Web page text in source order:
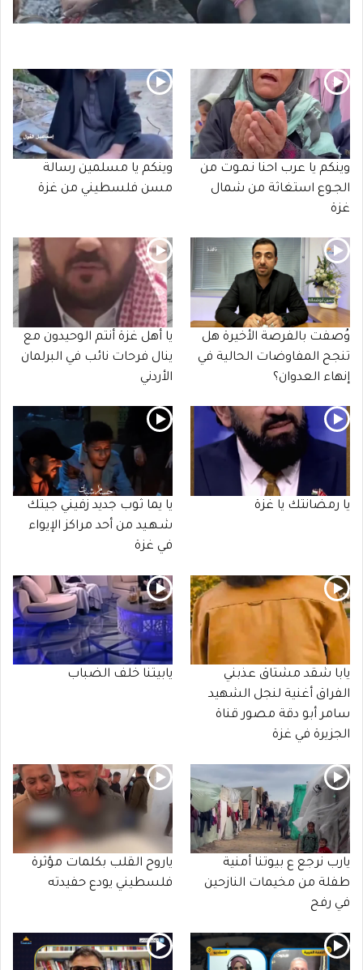
وينكم يا عرب احنا نـمـوت من
الجـوع استغاثة من شمال
غزة
وينكم يا مسلمين رسالة
مسن فلسطيني من غزة
وُصفت بالفرصة الأخيرة هل
تنجح المفاوضات الحالية في
إنهاء العدوان؟
يا أهل غزة أنتم الوحيدون مع
ينال فرحات نائب في البرلمان
الأردني
يا رمضانتك يا غزة
يا يما ثوب جديد زفيني جيتك
شـهـيد من أحد مراكز الإيواء
في غزة
يابا شقد مشتاق عذبني
الفراق أغنية لنجل الشهيد
سامر أبو دقة مصور قناة
الجزيرة في غزة
يابيتنا خلف الضباب
يارب نرجع ع بيوتنا أمنية
طفلة من مخيمات النازحين
في رفح
ياروح القلب بكلمات مؤثرة
فلسطيني يودع حفيدته